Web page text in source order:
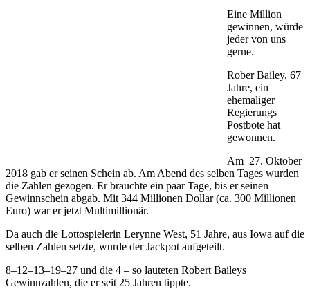
Eine Million
gewinnen, würde
jeder von uns
gerne.
Rober Bailey, 67
Jahre, ein
ehemaliger
Regierungs
Postbote hat
gewonnen.
Am 27. Oktober
2018 gab er seinen Schein ab. Am Abend des selben Tages wurden
die Zahlen gezogen. Er brauchte ein paar Tage, bis er seinen
Gewinnschein abgab. Mit 344 Millionen Dollar (ca. 300 Millionen
Euro) war er jetzt Multimillionär.
Da auch die Lottospielerin Lerynne West, 51 Jahre, aus Iowa auf die
selben Zahlen setzte, wurde der Jackpot aufgeteilt.
8–12–13–19–27 und die 4 – so lauteten Robert Baileys
Gewinnzahlen, die er seit 25 Jahren tippte.